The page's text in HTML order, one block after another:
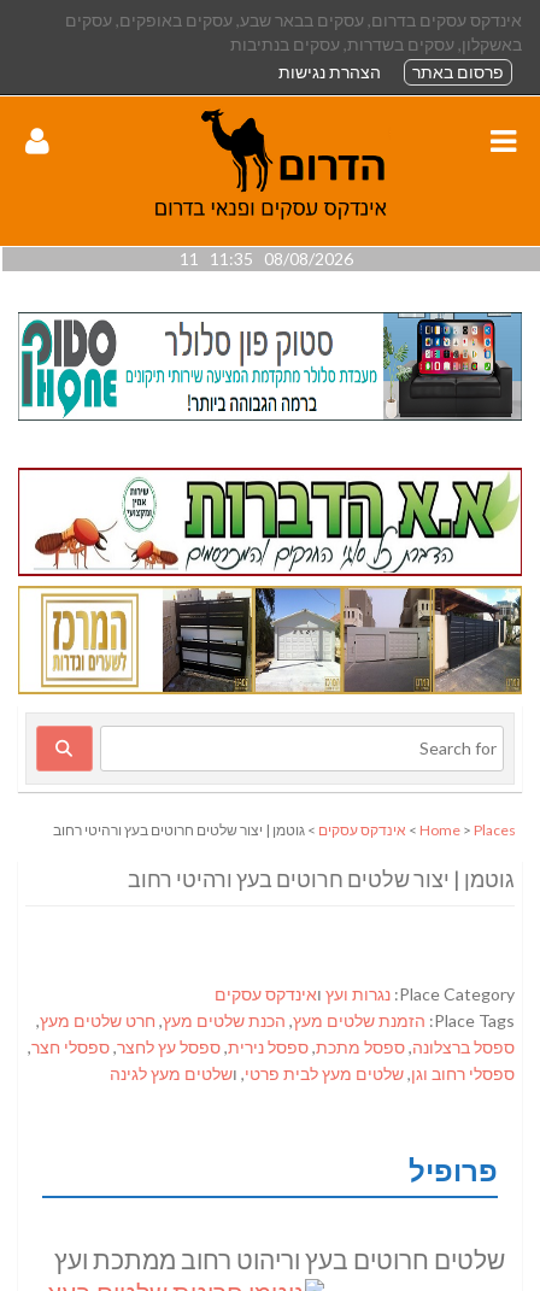
אינדקס עסקים בדרום, עסקים בבאר שבע, עסקים באופקים, עסקים
באשקלון, עסקים בשדרות, עסקים בנתיבות
פרסום באתר
הצהרת נגישות
08/08/2026 11:35 11
Home > Places
> אינדקס עסקים > גוטמן | יצור שלטים חרוטים בעץ ורהיטי רחוב
גוטמן | יצור שלטים חרוטים בעץ ורהיטי רחוב
Place Category: נגרות ועץ ואינדקס עסקים
Place Tags: הזמנת שלטים מעץ, הכנת שלטים מעץ, חרט שלטים מעץ,
ספסל ברצלונה,ספסל מתכת,ספסל נירית,ספסל עץ לחצר,ספסלי חצר,
ספסלי רחוב וגן,שלטים מעץ לבית פרטי, ושלטים מעץ לגינה
פרופיל
שלטים חרוטים בעץ וריהוט רחוב ממתכת ועץ